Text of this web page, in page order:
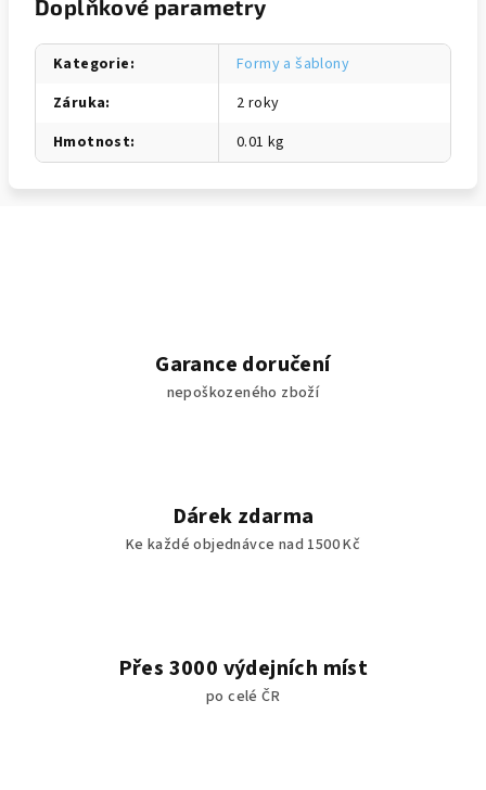
Doplňkové parametry
Kategorie:
Formy a šablony
Záruka:
2 roky
Hmotnost: 0.01 kg
Garance doručení
nepoškozeného zboží
Dárek zdarma
Ke každé objednávce nad 1500 Kč
Přes 3000 výdejních míst
po celé ČR